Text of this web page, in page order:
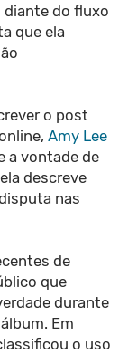
diante do fluxo
que ela
o post
Amy Lee
a vontade de
descreve
nas
de
que
durante
Em
o uso